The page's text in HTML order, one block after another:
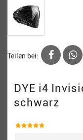
Teilen bei:
DYE i4
schwarz